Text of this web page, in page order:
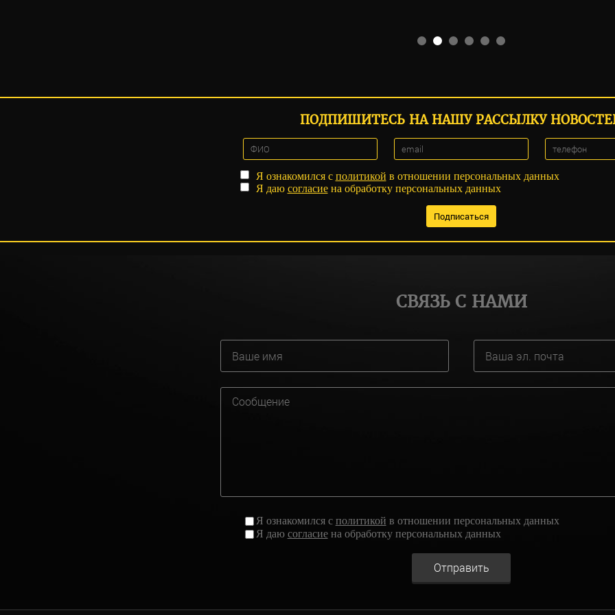
ПОДПИШИТЕСЬ НА НАШУ РАССЫЛКУ
Я ознакомился с политикой в отношении персональных данных
Я даю согласиена обработку персональных данных
СВЯЗЬ С НАМИ
Я ознакомился с политикой в отношении персональных данных
Я даю согласиена обработку персональных данных
Отправить